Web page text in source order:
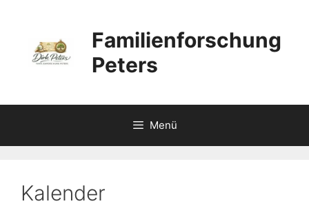
springen
Familienforschung
Peters
Menü
Kalender